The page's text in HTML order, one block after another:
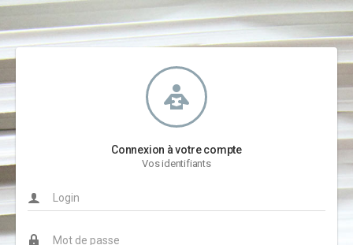
Connexion à votre compte
Vos identifiants